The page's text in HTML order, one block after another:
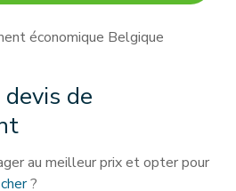
devis de
au meilleur prix et opter pour
?